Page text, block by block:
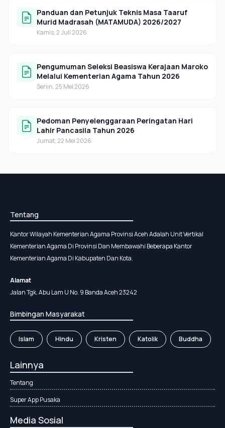
Panduan dan Petunjuk Teknis Masa Taaruf
Murid Madrasah (MATAMUDA) 2026/2027
Kamis, 2 Juli 2026
Pengumuman Seleksi Beasiswa Kerajaan Maroko
Melalui Kementerian Agama Tahun 2026
Senin, 25 Mei 2026
Pedoman Penyelenggaraan Peringatan Hari
Lahir Pancasila Tahun 2026
Jumat, 22 Mei 2026
Tentang
Kantor Wilayah Kementerian Agama Provinsi Aceh Adalah Unit Vertikal
Kementerian Agama Di Provinsi Dan Membawahi Beberapa Kantor
Kementerian Agama Di Kabupaten Dan Kota.
Alamat
Jalan Tgk. Abu Lam U No. 9 Banda Aceh 23242
Bimbingan Masyarakat
Islam Hindu Kristen Katolik Buddha
Lainnya
Tentang
Super App Pusaka
Media Sosial